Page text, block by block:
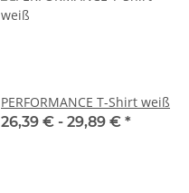
PERFORMANCE T-Shirt weiß
26,39 € - 29,89 € *